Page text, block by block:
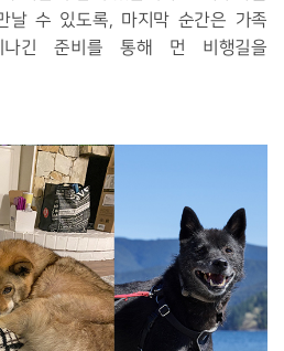
날 수 있도록, 마지막 순간은 가족
긴 준비를 통해 먼 비행길을